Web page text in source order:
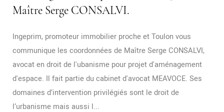
Maître Serge CONSALVI.
Ingeprim, promoteur immobilier proche et Toulon vous
communique les coordonnées de Maître Serge CONSALVI,
avocat en droit de l'ubanisme pour projet d'aménagement
d'espace. Il fait partie du cabinet d'avocat MEAVOCE. Ses
domaines d’intervention privilégiés sont le droit de
l’urbanisme mais aussi l...